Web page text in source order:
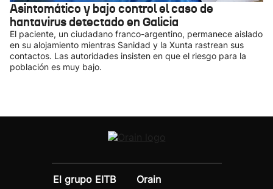
Asintomático y bajo control el caso de
hantavirus detectado en Galicia
El paciente, un ciudadano franco-argentino, permanece aislado
en su alojamiento mientras Sanidad y la Xunta rastrean sus
contactos. Las autoridades insisten en que el riesgo para la
población es muy bajo.
El grupo EITB
Orain